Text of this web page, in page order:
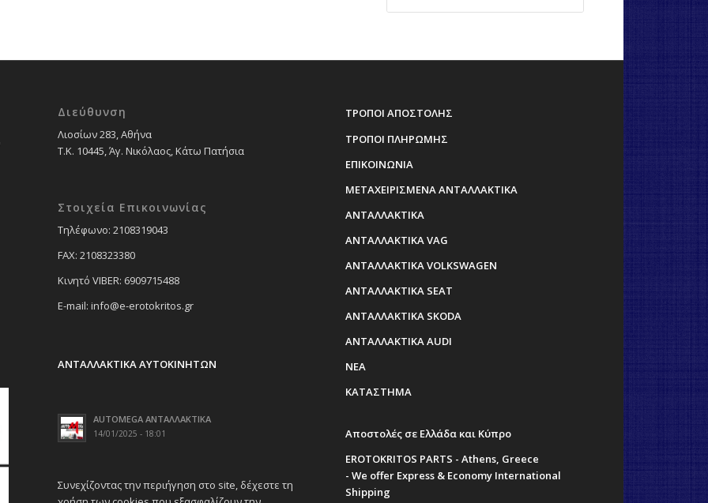
price
τρέχουσα
57,10 €.
Διεύθυνση
Λιοσίων 283, Αθήνα
Τ.Κ. 10445, Άγ. Νικόλαος, Κάτω Πατήσια
Στοιχεία Επικοινωνίας
Tηλέφωνο: 2108319043
FAX: 2108323380
Κινητό VIBER: 6909715488
E-mail: info@e-erotokritos.gr
ΑΝΤΑΛΛΑΚΤΙΚΑ ΑΥΤΟΚΙΝΗΤΩΝ
AUTOMEGA ΑΝΤΑΛΛΑΚΤΙΚΑ
14/01/2025 - 18:01
Συνεχίζοντας την περιήγηση στο site, δέχεστε τη
ΤΡΟΠΟΙ ΑΠΟΣΤΟΛΗΣ
ΤΡΟΠΟΙ ΠΛΗΡΩΜΗΣ
ΕΠΙΚΟΙΝΩΝΙΑ
ΜΕΤΑΧΕΙΡΙΣΜΕΝΑ ΑΝΤΑΛΛΑΚΤΙΚΑ
ΑΝΤΑΛΛΑΚΤΙΚΑ
ΑΝΤΑΛΛΑΚΤΙΚΑ VAG
ΑΝΤΑΛΛΑΚΤΙΚΑ VOLKSWAGEN
ΑΝΤΑΛΛΑΚΤΙΚΑ SEAT
ΑΝΤΑΛΛΑΚΤΙΚΑ SKODA
ΑΝΤΑΛΛΑΚΤΙΚΑ AUDI
ΝΕΑ
ΚΑΤΑΣΤΗΜΑ
Αποστολές σε Ελλάδα και Κύπρο
EROTOKRITOS PARTS - Athens, Greece
- We offer Express & Economy International
Shipping